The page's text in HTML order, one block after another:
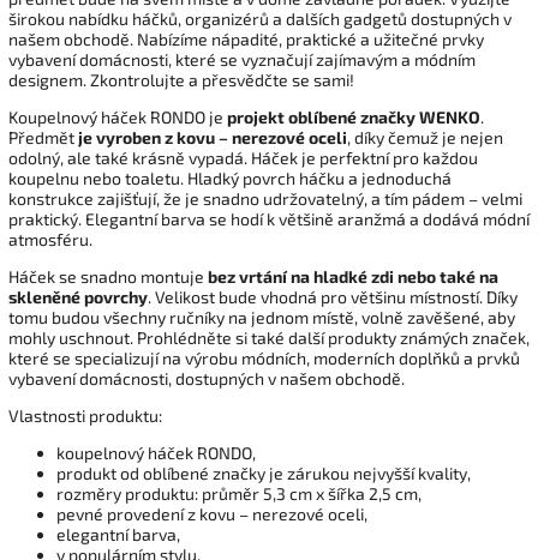
širokou nabídku háčků, organizérů a dalších gadgetů dostupných v
našem obchodě. Nabízíme nápadité, praktické a užitečné prvky
vybavení domácnosti, které se vyznačují zajímavým a módním
designem. Zkontrolujte a přesvědčte se sami!
Koupelnový háček RONDO je projekt oblíbené značky WENKO.
Předmět je vyroben z kovu – nerezové oceli, díky čemuž je nejen
odolný, ale také krásně vypadá. Háček je perfektní pro každou
koupelnu nebo toaletu. Hladký povrch háčku a jednoduchá
konstrukce zajišťují, že je snadno udržovatelný, a tím pádem – velmi
praktický. Elegantní barva se hodí k většině aranžmá a dodává módní
atmosféru.
Háček se snadno montuje bez vrtání na hladké zdi nebo také na
skleněné povrchy. Velikost bude vhodná pro většinu místností. Díky
tomu budou všechny ručníky na jednom místě, volně zavěšené, aby
mohly uschnout. Prohlédněte si také další produkty známých značek,
které se specializují na výrobu módních, moderních doplňků a prvků
vybavení domácnosti, dostupných v našem obchodě.
Vlastnosti produktu:
koupelnový háček RONDO,
produkt od oblíbené značky je zárukou nejvyšší kvality,
rozměry produktu: průměr 5,3 cm x šířka 2,5 cm,
pevné provedení z kovu – nerezové oceli,
elegantní barva,
v populárním stylu.